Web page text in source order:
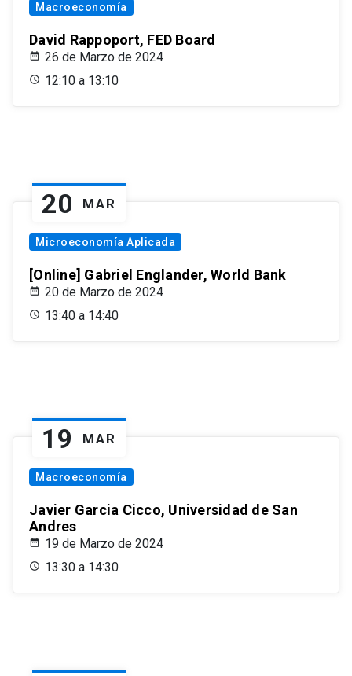
Macroeconomía
David Rappoport, FED Board
26 de Marzo de 2024
12:10 a 13:10
20 MAR
Microeconomía Aplicada
[Online] Gabriel Englander, World Bank
20 de Marzo de 2024
13:40 a 14:40
19 MAR
Macroeconomía
Javier Garcia Cicco, Universidad de San
Andres
19 de Marzo de 2024
13:30 a 14:30